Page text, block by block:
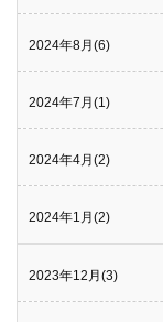
2024年8月(6)
2024年7月(1)
2024年4月(2)
2024年1月(2)
2023年12月(3)